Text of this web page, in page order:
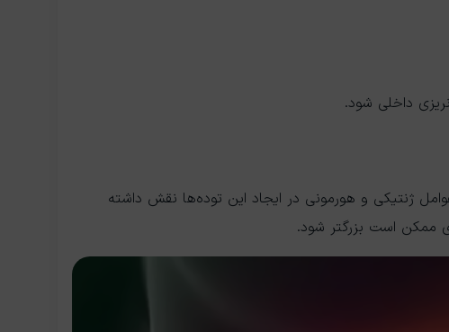
داخلی شود.
ژنتیکی و هورمونی در ایجاد این توده‌ها نقش داشته
ممکن است بزرگتر شود.